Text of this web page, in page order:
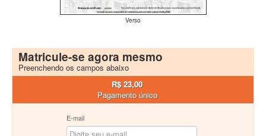
Verso
Matricule-se agora mesmo
Preenchendo os campos abaixo
R$ 23,00
Pagamento único
E-mail